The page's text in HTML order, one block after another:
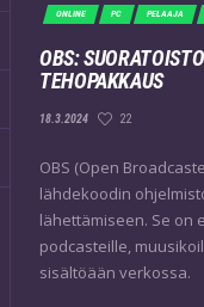
ONLINE PC PELAAJA
OBS:
TEHOPAKKAUS
18.3.2024 22
OBS (Open
lähdekoodin
lähettämiseen. Se on
podcasteille,
sisältöään verkossa.